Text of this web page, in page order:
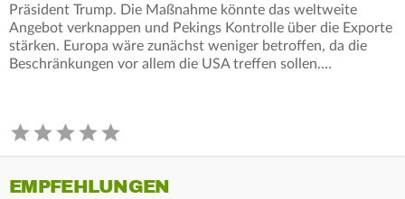
Präsident Trump. Die Maßnahme könnte das weltweite
Angebot verknappen und Pekings Kontrolle über die Exporte
stärken. Europa wäre zunächst weniger betroffen, da die
Beschränkungen vor allem die USA treffen sollen.…
EMPFEHLUNGEN